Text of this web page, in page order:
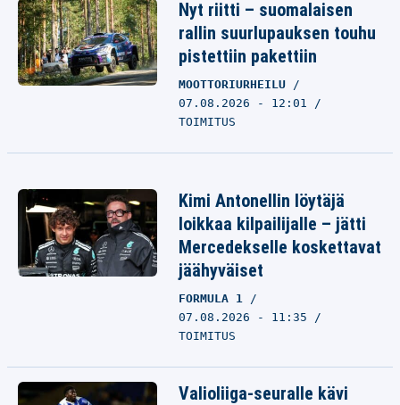
Nyt riitti – suomalaisen
rallin suurlupauksen touhu
pistettiin pakettiin
MOOTTORIURHEILU
07.08.2026 - 12:01
TOIMITUS
Kimi Antonellin löytäjä
loikkaa kilpailijalle – jätti
Mercedekselle koskettavat
jäähyväiset
FORMULA 1
07.08.2026 - 11:35
TOIMITUS
Valioliiga-seuralle kävi